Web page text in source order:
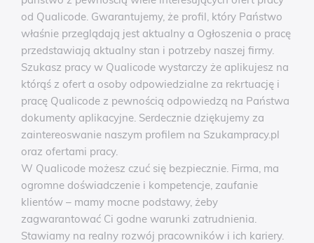
od Qualicode. Gwarantujemy, że profil, który Państwo
właśnie przeglądają jest aktualny a Ogłoszenia o pracę
przedstawiają aktualny stan i potrzeby naszej firmy.
Szukasz pracy w Qualicode wystarczy że aplikujesz na
którąś z ofert a osoby odpowiedzialne za rekrtuację i
pracę Qualicode z pewnością odpowiedzą na Państwa
dokumenty aplikacyjne. Serdecznie dziękujemy za
zaintereoswanie naszym profilem na Szukampracy.pl
oraz ofertami pracy.
W Qualicode możesz czuć się bezpiecznie. Firma, ma
ogromne doświadczenie i kompetencje, zaufanie
klientów – mamy mocne podstawy, żeby
zagwarantować Ci godne warunki zatrudnienia.
Stawiamy na realny rozwój pracowników i ich kariery.